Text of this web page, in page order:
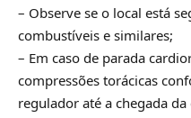
– Observe se o local está
combustíveis e similares;
– Em caso de parada
compressões torácicas
regulador até a chegada da